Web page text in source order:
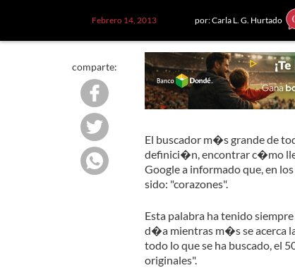
Febrero 14, 2013 por: Carla L. G. Hurtado
comparte:
El buscador m�s grande de
definici�n, encontrar c�mo
Google a informado que, en
sido: "corazones".
Esta palabra ha tenido
d�a mientras m�s se acerca
todo lo que se ha buscado, el
originales".